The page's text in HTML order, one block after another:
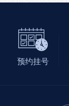
预约挂号